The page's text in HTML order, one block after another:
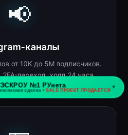
📢
каналы
от 10K до 5M подписчиков.
переход, холд 24 часа.